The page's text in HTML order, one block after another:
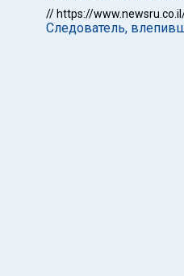
// https://
Следователь,